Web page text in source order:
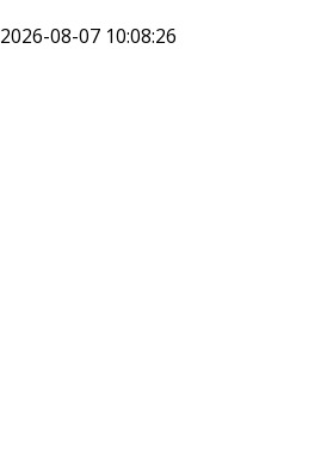
2026-08-07 10:08:26